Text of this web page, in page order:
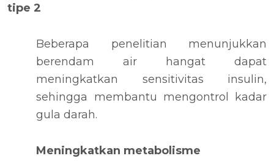
tipe 2
Beberapa penelitian menunjukkan
berendam air hangat dapat
meningkatkan sensitivitas insulin,
sehingga membantu mengontrol kadar
gula darah.
Meningkatkan metabolisme